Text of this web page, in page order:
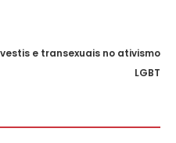
e transexuais no ativismo
LGBT